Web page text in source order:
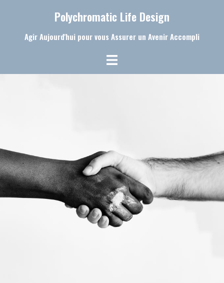
Polychromatic Life Design
Agir Aujourd'hui pour vous Assurer un Avenir Accompli